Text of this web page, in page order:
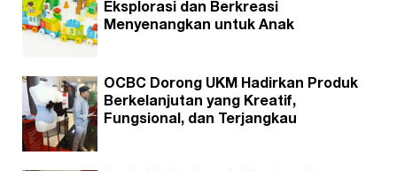
Eksplorasi dan Berkreasi
Menyenangkan untuk Anak
OCBC Dorong UKM Hadirkan Produk
Berkelanjutan yang Kreatif,
Fungsional, dan Terjangkau